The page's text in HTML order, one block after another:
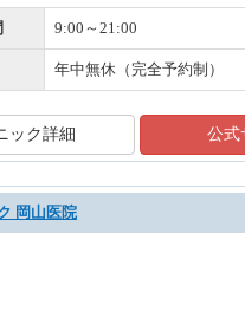
9:00～21:00
年中無休（完全予約制）
ック詳細 公式
岡山医院